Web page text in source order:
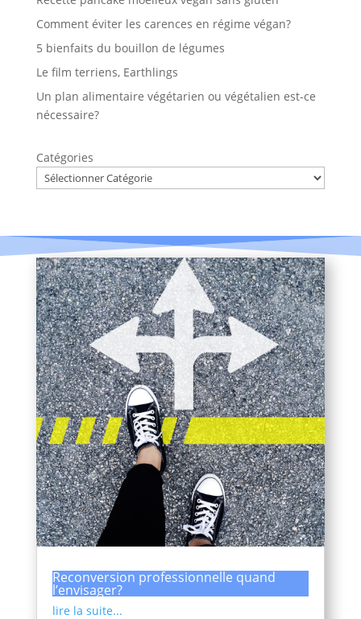
Comment éviter les carences en régime végan?
5 bienfaits du bouillon de légumes
Le film terriens, Earthlings
Un plan alimentaire végétarien ou végétalien est-ce
nécessaire?
Catégories
Reconversion professionnelle quand
l’envisager?
lire la suite...